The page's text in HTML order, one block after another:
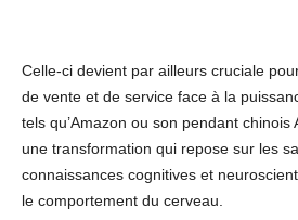
Celle-ci devient par ailleurs cruciale
de vente et de service face à la
tels qu’Amazon ou son pendant chinois
une transformation qui repose sur les
connaissances cognitives et
le comportement du cerveau.